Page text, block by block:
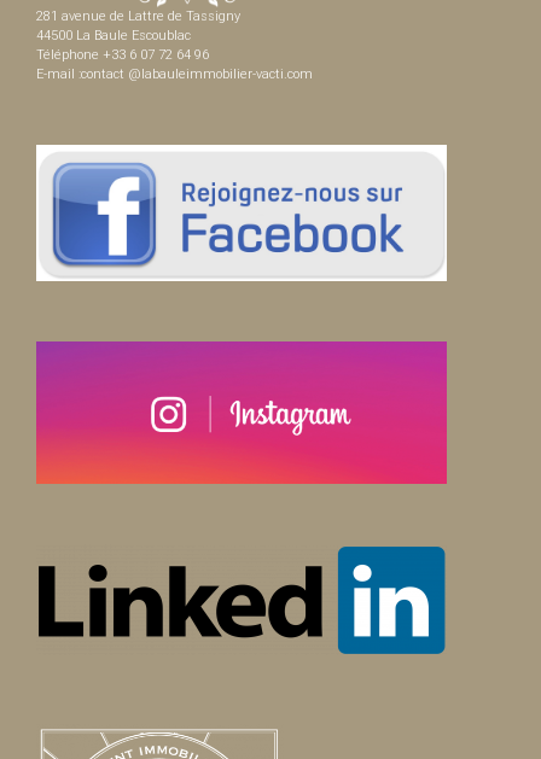
281 avenue de Lattre de Tassigny
44500 La Baule Escoublac
Téléphone +33 6 07 72 64 96
E-mail :contact @labauleimmobilier-vacti.com